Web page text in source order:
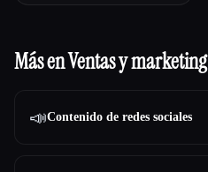
Más en Ventas y marketing
📣Contenido de redes sociales